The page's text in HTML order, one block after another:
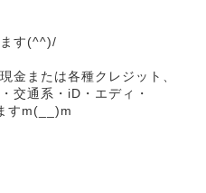
す(^^)/
金または各種クレジット、
交通系・iD・エディ・
すm(__)m